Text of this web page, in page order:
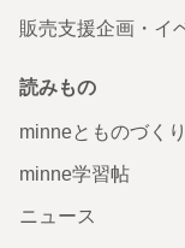
販売支援企画・イ
読みもの
minneとものづく
minne学習帖
ニュース